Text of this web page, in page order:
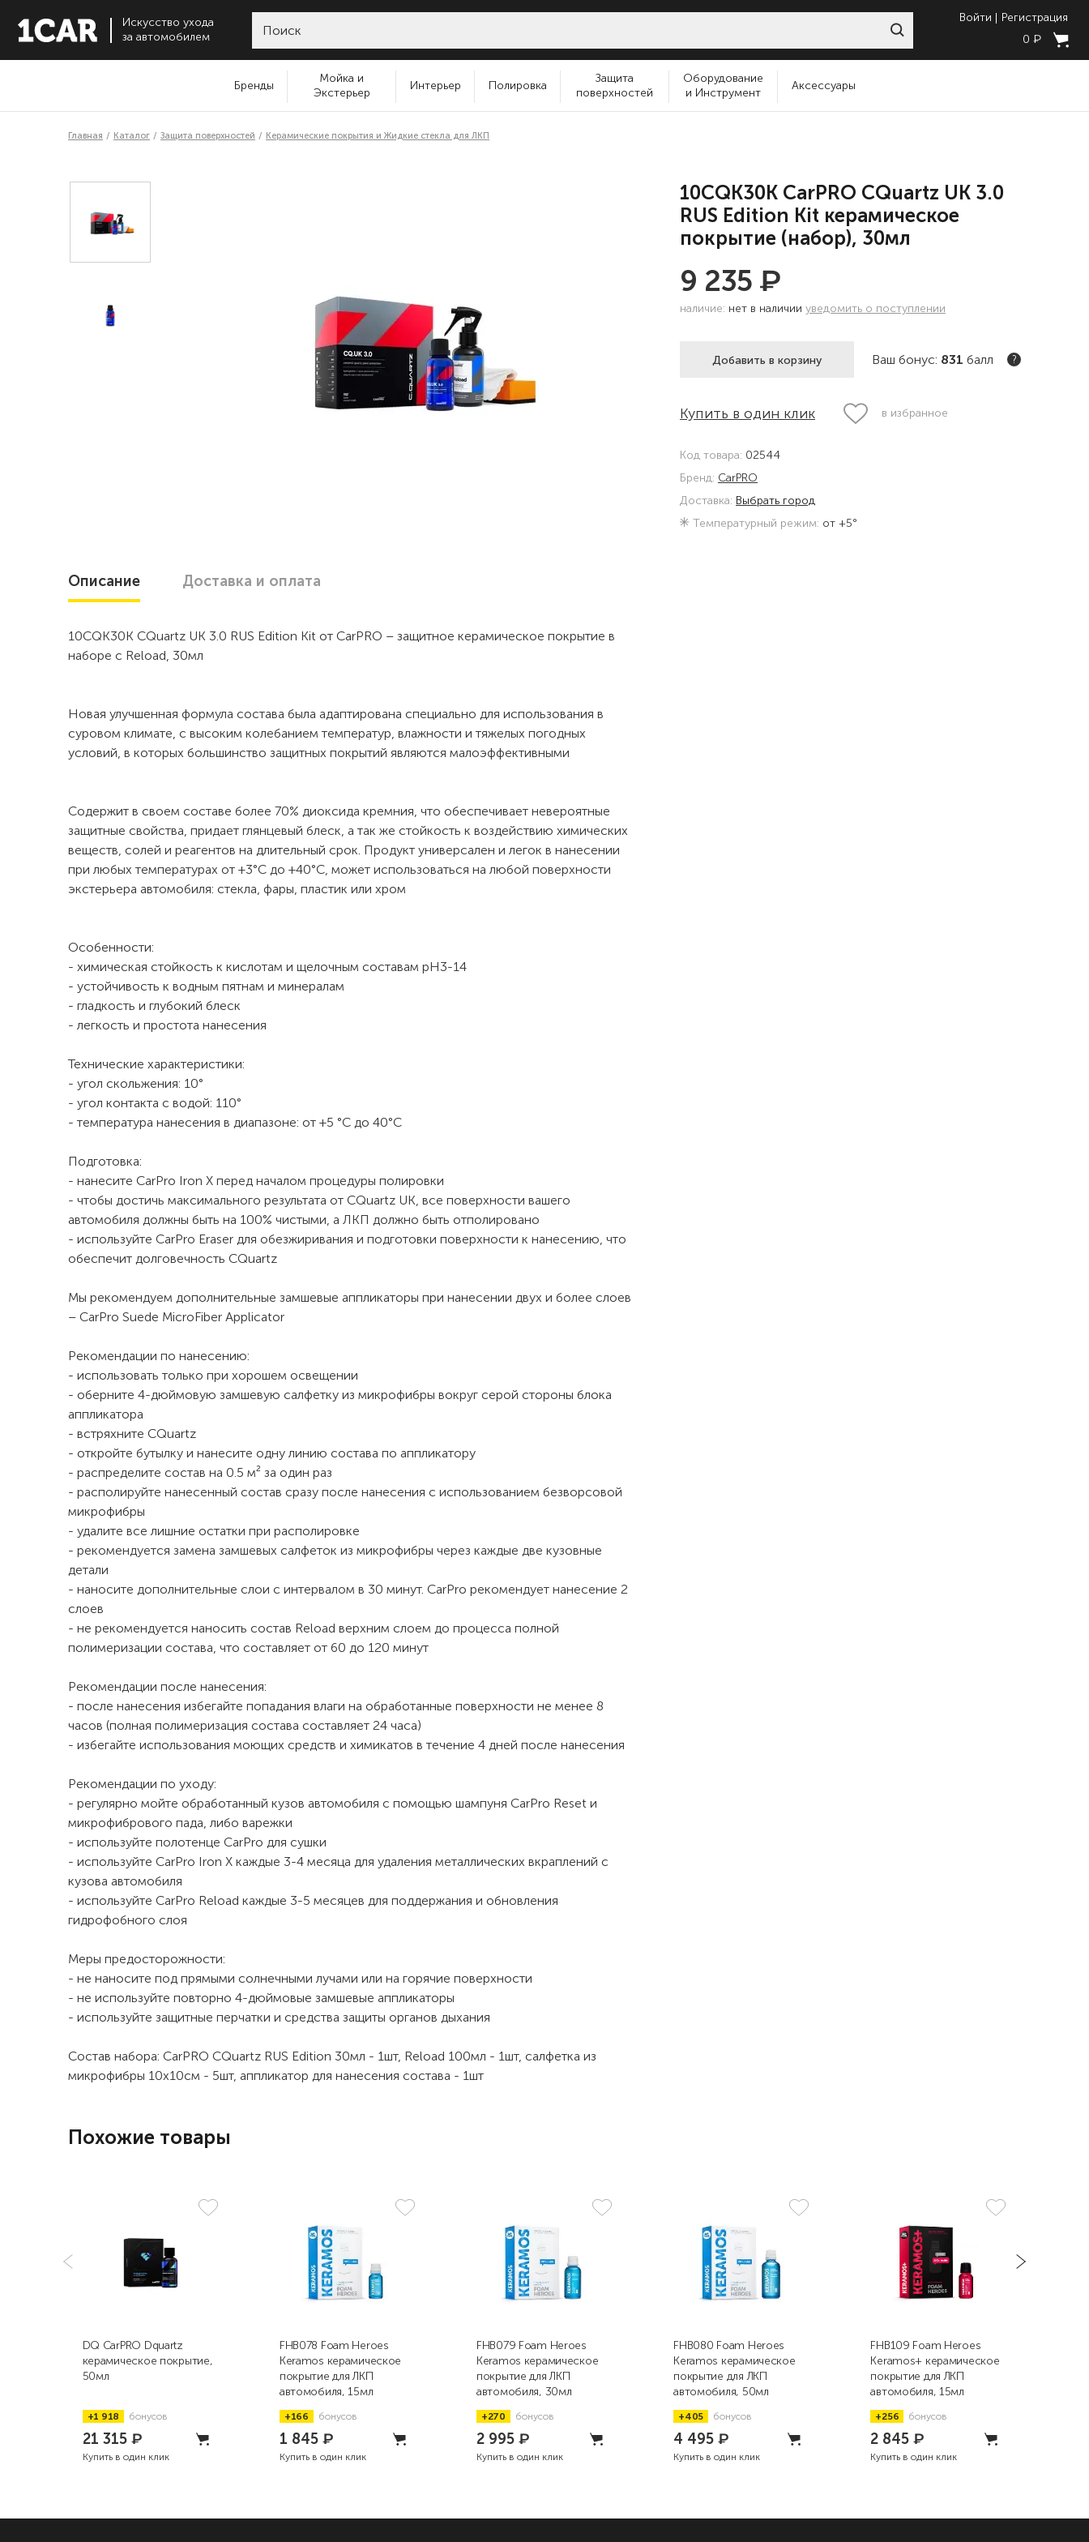
Искусство ухода
за автомобилем
Войти
Регистрация
0 ₽
Бренды
Мойка и
Экстерьер
Интерьер Полировка
Защита
поверхностей
Оборудование
и Инструмент
Аксессуары
Главная Каталог Защита поверхностей Керамические покрытия и Жидкие стекла для ЛКП
10CQK30K CarPRO CQuartz UK 3.0
RUS Edition Kit керамическое
покрытие (набор), 30мл
9 235 ₽
наличие: нет в наличии уведомить о поступлении
Добавить в корзину Ваш бонус: 831 балл ?
Купить в один клик в избранное
Код товара: 02544
Бренд: CarPRO
Доставка: Выбрать город
Температурный режим: от +5°
Описание Доставка и оплата
10CQK30K CQuartz UK 3.0 RUS Edition Kit от CarPRO – защитное керамическое покрытие в
наборе c Reload, 30мл
Новая улучшенная формула состава была адаптирована специально для использования в
суровом климате, с высоким колебанием температур, влажности и тяжелых погодных
условий, в которых большинство защитных покрытий являются малоэффективными
Содержит в своем составе более 70% диоксида кремния, что обеспечивает невероятные
защитные свойства, придает глянцевый блеск, а так же стойкость к воздействию химических
веществ, солей и реагентов на длительный срок. Продукт универсален и легок в нанесении
при любых температурах от +3°C до +40°C, может использоваться на любой поверхности
экстерьера автомобиля: стекла, фары, пластик или хром
Особенности:
- химическая стойкость к кислотам и щелочным составам pH3-14
- устойчивость к водным пятнам и минералам
- гладкость и глубокий блеск
- легкость и простота нанесения
Технические характеристики:
- угол скольжения: 10°
- угол контакта с водой: 110°
- температура нанесения в диапазоне: от +5 °C до 40°С
Подготовка:
- нанесите CarPro Iron X перед началом процедуры полировки
- чтобы достичь максимального результата от CQuartz UK, все поверхности вашего
автомобиля должны быть на 100% чистыми, а ЛКП должно быть отполировано
- используйте CarPro Eraser для обезжиривания и подготовки поверхности к нанесению, что
обеспечит долговечность CQuartz
Мы рекомендуем дополнительные замшевые аппликаторы при нанесении двух и более слоев
– CarPro Suede MicroFiber Applicator
Рекомендации по нанесению:
- использовать только при хорошем освещении
- оберните 4-дюймовую замшевую салфетку из микрофибры вокруг серой стороны блока
аппликатора
- встряхните CQuartz
- откройте бутылку и нанесите одну линию состава по аппликатору
- распределите состав на 0.5 м² за один раз
- располируйте нанесенный состав сразу после нанесения с использованием безворсовой
микрофибры
- удалите все лишние остатки при располировке
- рекомендуется замена замшевых салфеток из микрофибры через каждые две кузовные
детали
- наносите дополнительные слои с интервалом в 30 минут. CarPro рекомендует нанесение 2
слоев
- не рекомендуется наносить состав Reload верхним слоем до процесса полной
полимеризации состава, что составляет от 60 до 120 минут
Рекомендации после нанесения:
- после нанесения избегайте попадания влаги на обработанные поверхности не менее 8
часов (полная полимеризация состава составляет 24 часа)
- избегайте использования моющих средств и химикатов в течение 4 дней после нанесения
Рекомендации по уходу:
- регулярно мойте обработанный кузов автомобиля с помощью шампуня CarPro Reset и
микрофибрового пада, либо варежки
- используйте полотенце CarPro для сушки
- используйте CarPro Iron X каждые 3-4 месяца для удаления металлических вкраплений с
кузова автомобиля
- используйте CarPro Reload каждые 3-5 месяцев для поддержания и обновления
гидрофобного слоя
Меры предосторожности:
- не наносите под прямыми солнечными лучами или на горячие поверхности
- не используйте повторно 4-дюймовые замшевые аппликаторы
- используйте защитные перчатки и средства защиты органов дыхания
Состав набора: CarPRO CQuartz RUS Edition 30мл - 1шт, Reload 100мл - 1шт, салфетка из
микрофибры 10х10см - 5шт, аппликатор для нанесения состава - 1шт
Похожие товары
DQ CarPRO Dquartz
керамическое покрытие,
50мл
+1 918 бонусов
21 315 ₽
Купить в один клик
FHB078 Foam Heroes
Keramos керамическое
покрытие для ЛКП
автомобиля, 15мл
+166 бонусов
1 845 ₽
Купить в один клик
FHB079 Foam Heroes
Keramos керамическое
покрытие для ЛКП
автомобиля, 30мл
+270 бонусов
2 995 ₽
Купить в один клик
FHB080 Foam Heroes
Keramos керамическое
покрытие для ЛКП
автомобиля, 50мл
+405 бонусов
4 495₽
Купить в один клик
FHB109 Foam Heroes
Keramos+ керамическое
покрытие для ЛКП
автомобиля, 15мл
+256 бонусов
2 845₽
Купить в один клик